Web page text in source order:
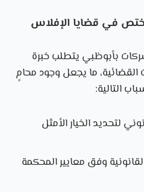
في قضايا الإفلاس
بأبوظبي يتطلب خبرة
القضائية، ما يجعل وجود محامٍ
التالية:
لتحديد الخيار الأمثل
وفق معايير المحكمة